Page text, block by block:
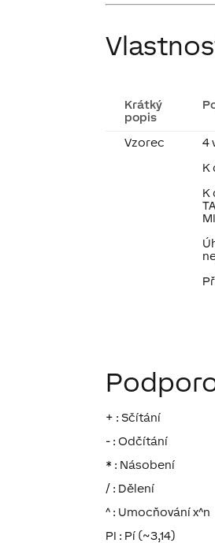
Krátký
popis
Vzorec
4
K
K
+ : Sčítání
- : Odčítání
* : Násobení
/ : Dělení
^ : Umocňování x^n
PI : Pí (~3,14)